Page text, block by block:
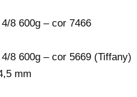
8 600g – cor 7466
8 600g – cor 5669 (Tiffany)
mm